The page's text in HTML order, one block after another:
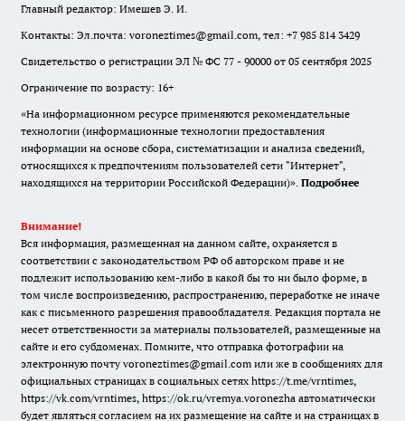
Главный редактор: Имешев Э. И.
Контакты: Эл.почта: voroneztimes@gmail.com, тел: +7 985 814 3429
Свидетельство о регистрации ЭЛ № ФС 77 - 90000 от 05 сентября 2025
Ограничение по возрасту: 16+
«На информационном ресурсе применяются рекомендательные
технологии (информационные технологии предоставления
информации на основе сбора, систематизации и анализа сведений,
относящихся к предпочтениям пользователей сети "Интернет",
находящихся на территории Российской Федерации)». Подробнее
Внимание!
Вся информация, размещенная на данном сайте, охраняется в
соответствии с законодательством РФ об авторском праве и не
подлежит использованию кем-либо в какой бы то ни было форме, в
том числе воспроизведению, распространению, переработке не иначе
как с письменного разрешения правообладателя. Редакция портала не
несет ответственности за материалы пользователей, размещенные на
сайте и его субдоменах. Помните, что отправка фотографии на
электронную почту voroneztimes@gmail.com или же в сообщениях для
официальных страницах в социальных сетях https://t.me/vrntimes,
https://vk.com/vrntimes, https://ok.ru/vremya.voronezha автоматически
будет являться согласием на их размещение на сайте и на страницах в